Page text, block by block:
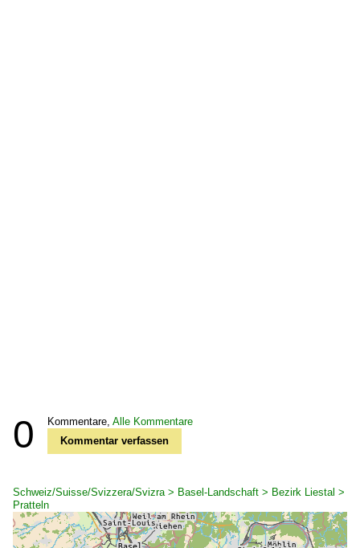
0 Kommentare, Alle Kommentare
Kommentar verfassen
Schweiz/Suisse/Svizzera/Svizra > Basel-Landschaft > Bezirk Liestal >
Pratteln